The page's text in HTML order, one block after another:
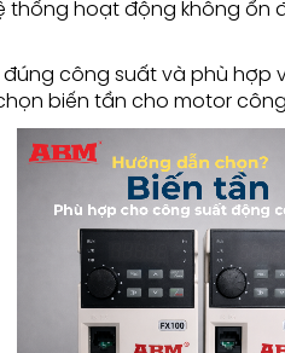
thống hoạt động không ổn
công suất và phù hợp
biến tần cho motor